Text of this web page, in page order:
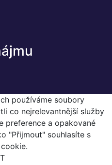
používáme soubory
co nejrelevantnější služby
preference a opakované
"Přijmout" souhlasíte s